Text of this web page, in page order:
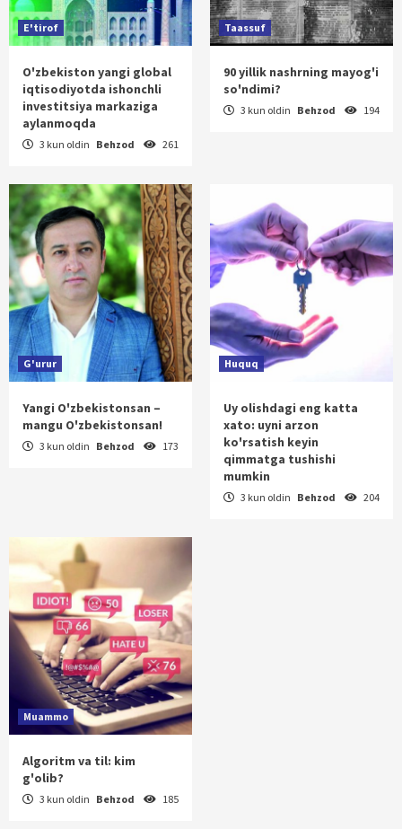
E'tirof
O'zbekiston yangi global
iqtisodiyotda ishonchli
investitsiya markaziga
aylanmoqda
3 kun oldin Behzod 261
Taassuf
90 yillik nashrning mayog'i
so'ndimi?
3 kun oldin Behzod 194
G'urur
Yangi O'zbekistonsan –
mangu O'zbekistonsan!
3 kun oldin Behzod 173
Huquq
Uy olishdagi eng katta
xato: uyni arzon
ko'rsatish keyin
qimmatga tushishi
mumkin
3 kun oldin Behzod 204
Muammo
Algoritm va til: kim
g'olib?
3 kun oldin Behzod 185